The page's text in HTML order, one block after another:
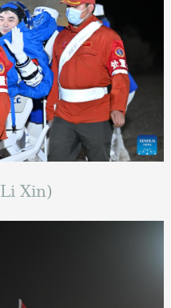
Xin)